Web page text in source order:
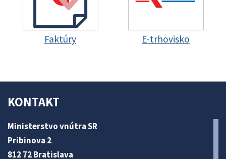
Faktúry E-trhovisko
KONTAKT
Ministerstvo vnútra SR
Pribinova 2
812 72 Bratislava